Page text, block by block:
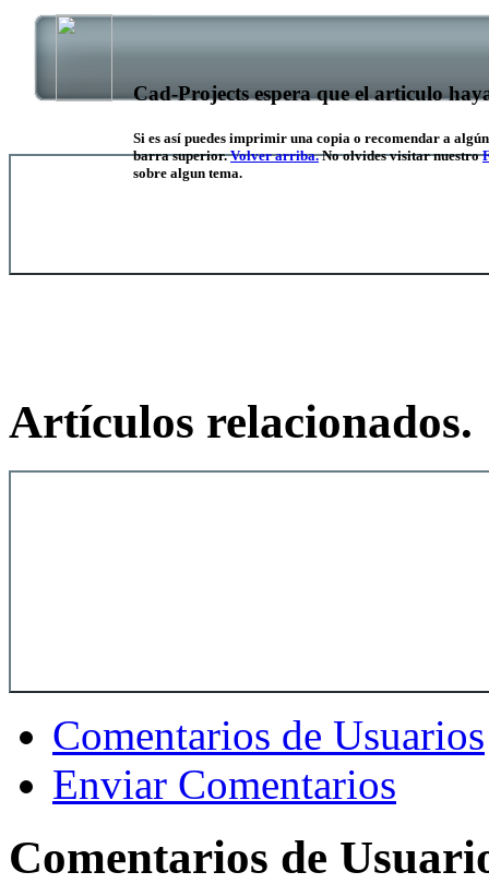
Cad-Projects espera que el articulo
Si es así puedes imprimir una copia o recomendar a
barra superior.Volver arriba.No olvides visitar nuestro
sobre algun tema.
Artículos relacionados.
Comentarios de Usuarios
Enviar Comentarios
Comentarios de